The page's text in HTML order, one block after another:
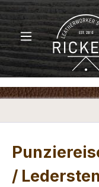
Zum Hauptinhalt
/